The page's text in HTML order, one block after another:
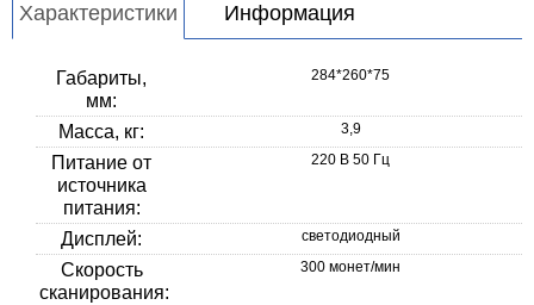
Характеристики Информация
Габариты,
мм:
284*260*75
Масса, кг: 3,9
Питание от
источника
питания:
220 В 50 Гц
Дисплей: светодиодный
Скорость
сканирования:
300 монет/мин